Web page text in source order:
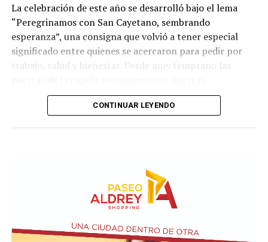
La celebración de este año se desarrolló bajo el lema
“Peregrinamos con San Cayetano, sembrando
esperanza”, una consigna que volvió a tener especial
significado entre quienes se acercaron para pedir por
trabajo, salud y bienestar. Desde muy temprano las
La imagen del santo salió del santuario de Moreno al
En paralelo, distintos gremios y organizaciones sociales
se sumaron bajo las consignas de paz, pan, tierra, techo
desocupados.
CONTINUAR LEYENDO